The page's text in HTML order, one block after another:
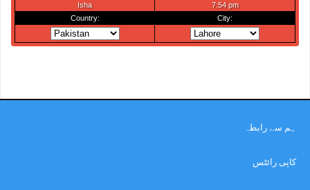
ہم سے رابطہ
کاپی رائٹس